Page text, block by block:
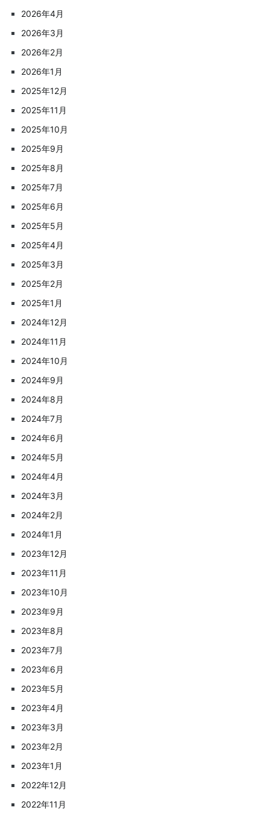
2026年4月
2026年3月
2026年2月
2026年1月
2025年12月
2025年11月
2025年10月
2025年9月
2025年8月
2025年7月
2025年6月
2025年5月
2025年4月
2025年3月
2025年2月
2025年1月
2024年12月
2024年11月
2024年10月
2024年9月
2024年8月
2024年7月
2024年6月
2024年5月
2024年4月
2024年3月
2024年2月
2024年1月
2023年12月
2023年11月
2023年10月
2023年9月
2023年8月
2023年7月
2023年6月
2023年5月
2023年4月
2023年3月
2023年2月
2023年1月
2022年12月
2022年11月